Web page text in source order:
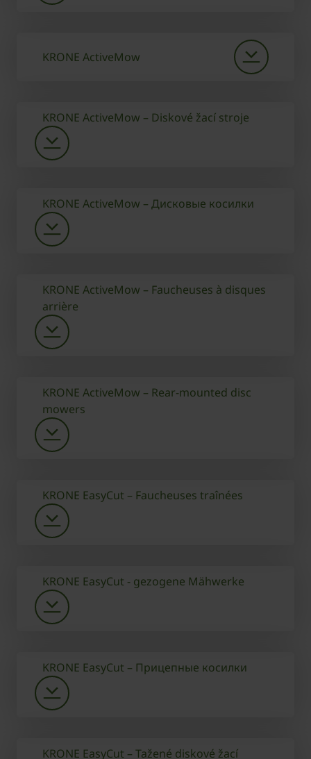
KRONE ActiveMow
KRONE ActiveMow – Diskové žací stroje
KRONE ActiveMow – Дисковые косилки
KRONE ActiveMow – Faucheuses à disques
arrière
KRONE ActiveMow – Rear-mounted disc
mowers
KRONE EasyCut – Faucheuses traînées
KRONE EasyCut - gezogene Mähwerke
KRONE EasyCut – Прицепные косилки
KRONE EasyCut – Tažené diskové žací